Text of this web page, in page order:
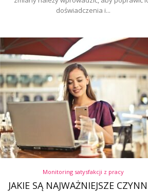
doświadczenia i...
Monitoring satysfakcji z pracy
JAKIE SĄ NAJWAŻNIEJSZE